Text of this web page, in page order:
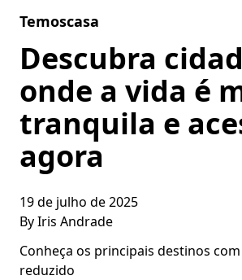
Temoscasa
Descubra
onde a vida é
tranquila e
agora
19 de julho de 2025
ByIris Andrade
Conheça os principais destinos
reduzido